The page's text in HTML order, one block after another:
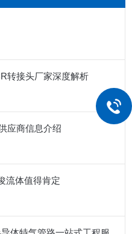
转接头厂家深度解析
应商信息介绍
流体值得肯定